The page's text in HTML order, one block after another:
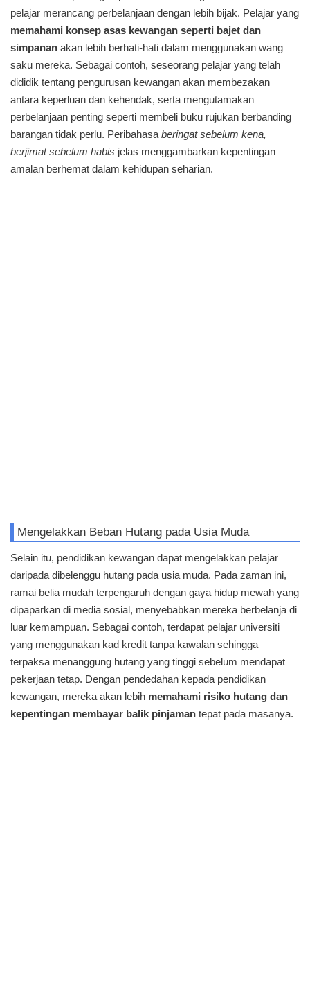
pelajar merancang perbelanjaan dengan lebih bijak. Pelajar yang
memahami konsep asas kewangan seperti bajet dan
simpanan akan lebih berhati-hati dalam menggunakan wang
saku mereka. Sebagai contoh, seseorang pelajar yang telah
dididik tentang pengurusan kewangan akan membezakan
antara keperluan dan kehendak, serta mengutamakan
perbelanjaan penting seperti membeli buku rujukan berbanding
barangan tidak perlu. Peribahasa beringat sebelum kena,
berjimat sebelum habis jelas menggambarkan kepentingan
amalan berhemat dalam kehidupan seharian.
Mengelakkan Beban Hutang pada Usia Muda
Selain itu, pendidikan kewangan dapat mengelakkan pelajar
daripada dibelenggu hutang pada usia muda. Pada zaman ini,
ramai belia mudah terpengaruh dengan gaya hidup mewah yang
dipaparkan di media sosial, menyebabkan mereka berbelanja di
luar kemampuan. Sebagai contoh, terdapat pelajar universiti
yang menggunakan kad kredit tanpa kawalan sehingga
terpaksa menanggung hutang yang tinggi sebelum mendapat
pekerjaan tetap. Dengan pendedahan kepada pendidikan
kewangan, mereka akan lebih memahami risiko hutang dan
kepentingan membayar balik pinjaman tepat pada masanya.